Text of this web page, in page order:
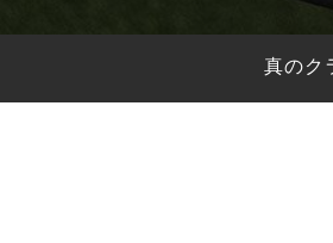
真のク
Our Mission 私たちの使命